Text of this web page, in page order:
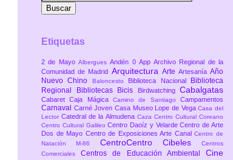
Etiquetas
2 de Mayo AlberguesAndén 0 AppArchivo Regional de la
Comunidad de Madrid Arquitectura Arte ArtesaníaAño
Nuevo Chino
Baloncesto Biblioteca Nacional
Biblioteca
Regional
Bibliotecas Bicis Birdwatching Cabalgatas
CabaretCaja MágicaCamino de SantiagoCampamentos
Carnaval Carné JovenCasa Museo Lope de VegaCasa del
LectorCatedral de la Almudena Caza Centro Cultural Coreano
Centro Cultural GalileoCentro Daoíz y VelardeCentro de Arte
Dos de Mayo Centro de Exposiciones Arte CanalCentro de
Natación M-86 CentroCentro Cibeles
Centros
ComercialesCentros de Educación AmbientalCine